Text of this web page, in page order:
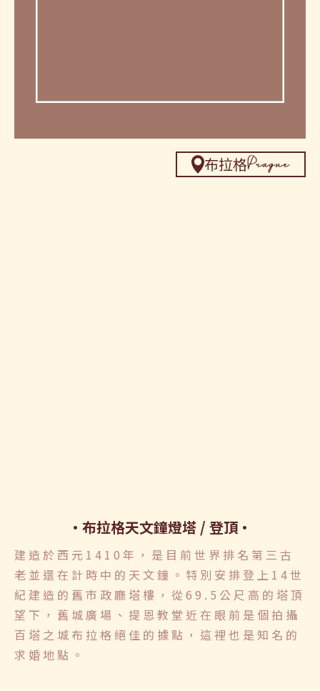
布拉格
布拉格天文鐘燈塔 / 登頂
建造於西元1410年，是目前世界排名第三古
老並還在計時中的天文鐘。特別安排登上14世
紀建造的舊市政廳塔樓，從69.5公尺高的塔頂
望下，舊城廣場、提恩教堂近在眼前是個拍攝
百塔之城布拉格絕佳的據點，這裡也是知名的
求婚地點。